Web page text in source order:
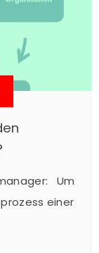
Um
einer
ist nicht